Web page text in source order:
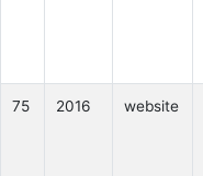
75 2016 website